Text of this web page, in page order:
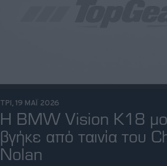
ΤΡΙ, 19 ΜΑΪ 2026
Η BMW Vision K18
βγήκε από ταινία του
Nolan